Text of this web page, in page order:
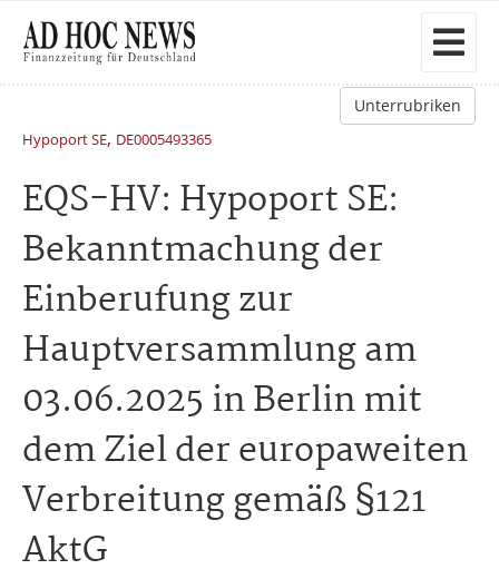
Unterrubriken
Hypoport SE, DE0005493365
EQS-HV: Hypoport SE:
Bekanntmachung der
Einberufung zur
Hauptversammlung am
03.06.2025 in Berlin mit
dem Ziel der europaweiten
Verbreitung gemäß §121
AktG